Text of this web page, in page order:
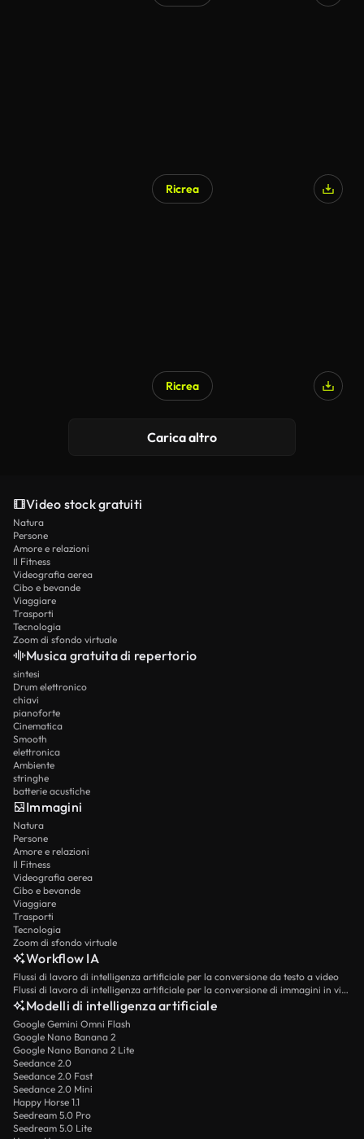
Ricrea
Ricrea
Carica altro
Video stock gratuiti
Natura
Persone
Amore e relazioni
Il Fitness
Videografia aerea
Cibo e bevande
Viaggiare
Trasporti
Tecnologia
Zoom di sfondo virtuale
Musica gratuita di repertorio
sintesi
Drum elettronico
chiavi
pianoforte
Cinematica
Smooth
elettronica
Ambiente
stringhe
batterie acustiche
Immagini
Natura
Persone
Amore e relazioni
Il Fitness
Videografia aerea
Cibo e bevande
Viaggiare
Trasporti
Tecnologia
Zoom di sfondo virtuale
Workflow IA
Flussi di lavoro di intelligenza artificiale per la conversione da testo a video
Flussi di lavoro di intelligenza artificiale per la conversione di immagini in video
Modelli di intelligenza artificiale
Google Gemini Omni Flash
Google Nano Banana 2
Google Nano Banana 2 Lite
Seedance 2.0
Seedance 2.0 Fast
Seedance 2.0 Mini
Happy Horse 1.1
Seedream 5.0 Pro
Seedream 5.0 Lite